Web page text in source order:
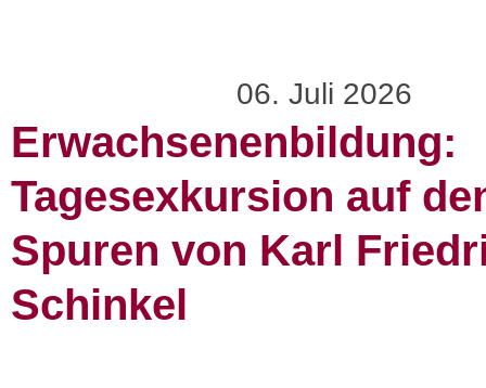
06. Juli 2026
Erwachsenenbildung:
Tagesexkursion auf
Spuren von Karl
Schinkel